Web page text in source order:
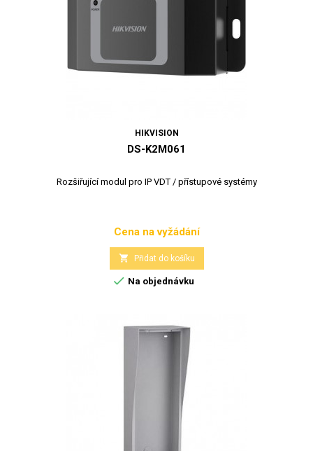
HIKVISION
DS-K2M061
Rozšiřující modul pro IP VDT / přístupové systémy
Cena
Cena na vyžádání
 Přidat do košíku
 Na objednávku